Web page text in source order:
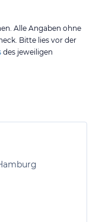
Alle Angaben ohne
Bitte lies vor der
des jeweiligen